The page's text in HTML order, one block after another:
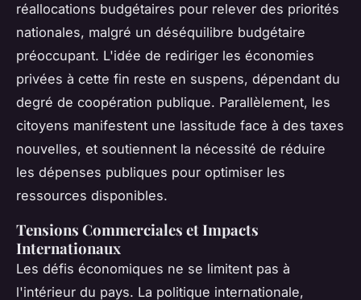
réallocations budgétaires pour relever des priorités
nationales, malgré un déséquilibre budgétaire
préoccupant. L'idée de rediriger les économies
privées à cette fin reste en suspens, dépendant du
degré de coopération publique. Parallèlement, les
citoyens manifestent une lassitude face à des taxes
nouvelles, et soutiennent la nécessité de réduire
les dépenses publiques pour optimiser les
ressources disponibles.
Tensions Commerciales et Impacts
Internationaux
Les défis économiques ne se limitent pas à
l'intérieur du pays. La politique internationale,